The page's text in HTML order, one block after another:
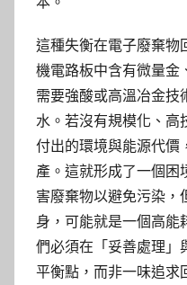
這種失衡在電子廢棄物
機電路板中含有微量金
需要強酸或高溫冶金技
水。若沒有規模化、高
付出的環境與能源代價
產。這就形成了一個困
害廢棄物以避免污染，
身，可能就是一個高能
們必須在「妥善處理」
平衡點，而非一味追求